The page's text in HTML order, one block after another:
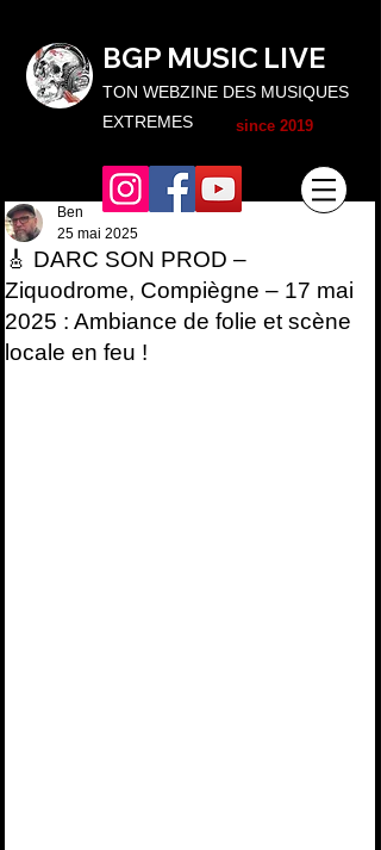
TON WEBZINE DES MUSIQUES
EXTREMES
BGP MUSIC LIVE
since 2019
🎸 DARC SON PROD –
Ziquodrome, Compiègne – 17 mai
2025 : Ambiance de folie et scène
locale en feu !
Ben
25 mai 2025